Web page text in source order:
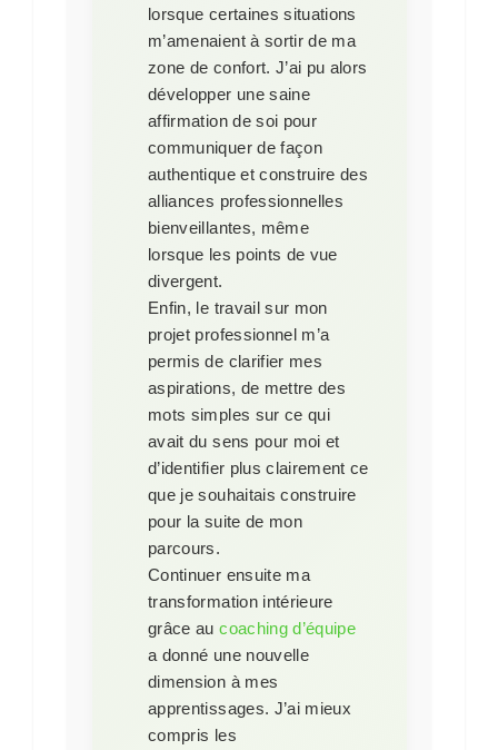
lorsque certaines situations
m’amenaient à sortir de ma
zone de confort. J’ai pu alors
développer une saine
affirmation de soi pour
communiquer de façon
authentique et construire des
alliances professionnelles
bienveillantes, même
lorsque les points de vue
divergent.
Enfin, le travail sur mon
projet professionnel m’a
permis de clarifier mes
aspirations, de mettre des
mots simples sur ce qui
avait du sens pour moi et
d’identifier plus clairement ce
que je souhaitais construire
pour la suite de mon
parcours.
Continuer ensuite ma
transformation intérieure
grâce aucoaching d’équipe
a donné une nouvelle
dimension à mes
apprentissages. J’ai mieux
compris les